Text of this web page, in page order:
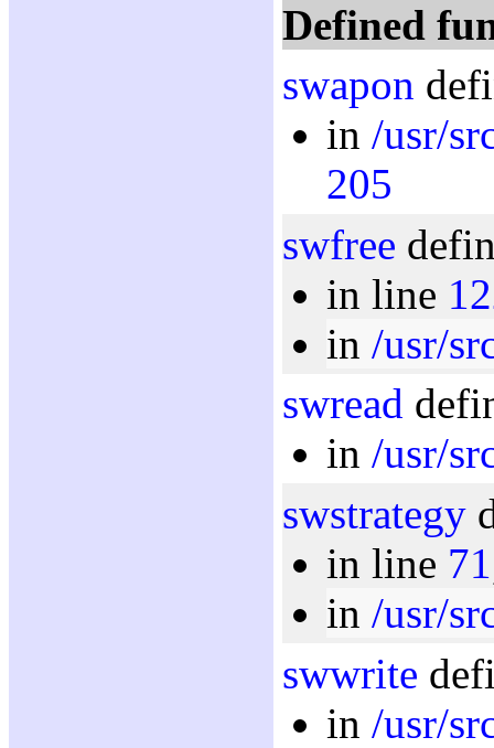
Defined
swapon
in /usr/
205
swfree
in line
in /usr/
swread
in /usr/
swstrategy
in line 71
in /usr/
swwrite
in /usr/